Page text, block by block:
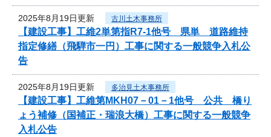
2025年8月19日更新 古川土木事務所
【建設工事】工維2単第指R7-1他号 県単 道路維持
指定修繕（飛騨市一円）工事に関する一般競争入札公
告
2025年8月19日更新 多治見土木事務所
【建設工事】工維第MKH07－01－1他号 公共 橋り
ょう補修（国補正・瑞浪大橋）工事に関する一般競争
入札公告